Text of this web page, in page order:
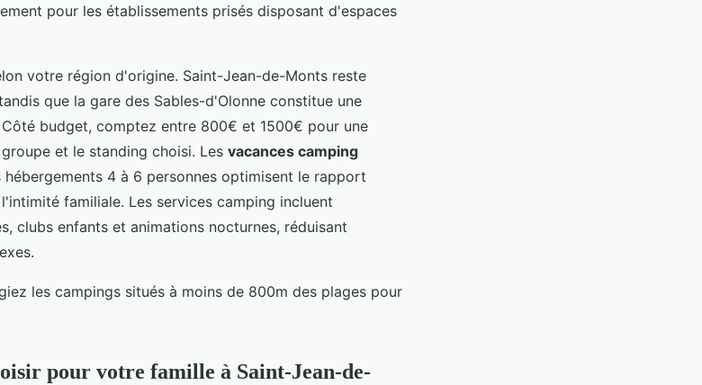
pour les établissements prisés disposant d'espaces
votre région d'origine. Saint-Jean-de-Monts reste
que la gare des Sables-d'Olonne constitue une
budget, comptez entre 800€ et 1500€ pour une
et le standing choisi. Les vacances camping
hébergements 4 à 6 personnes optimisent le rapport
familiale. Les services camping incluent
clubs enfants et animations nocturnes, réduisant
les campings situés à moins de 800m des plages pour
pour votre famille à Saint-Jean-de-